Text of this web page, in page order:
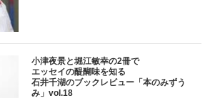
小津夜景と堀江敏幸の2冊で
エッセイの醍醐味を知る
石井千湖のブックレビュー「本のみずう
み」vol.18